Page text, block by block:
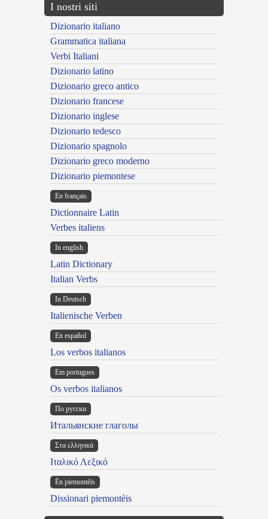
I nostri siti
Dizionario italiano
Grammatica italiana
Verbi Italiani
Dizionario latino
Dizionario greco antico
Dizionario francese
Dizionario inglese
Dizionario tedesco
Dizionario spagnolo
Dizionario greco moderno
Dizionario piemontese
En français
Dictionnaire Latin
Verbes italiens
In english
Latin Dictionary
Italian Verbs
In Deutsch
Italienische Verben
En español
Los verbos italianos
Em portugues
Os verbos italianos
По русски
Итальянские глаголы
Στα ελληνικά
Ιταλικό Λεξικό
Ën piemontèis
Dissionari piemontèis